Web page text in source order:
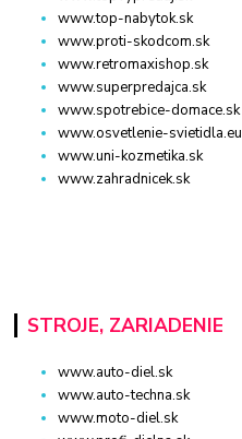
www.top-nabytok.sk
www.proti-skodcom.sk
www.retromaxishop.sk
www.superpredajca.sk
www.spotrebice-domace.sk
www.osvetlenie-svietidla.eu
www.uni-kozmetika.sk
www.zahradnicek.sk
STROJE, ZARIADENIE
www.auto-diel.sk
www.auto-techna.sk
www.moto-diel.sk